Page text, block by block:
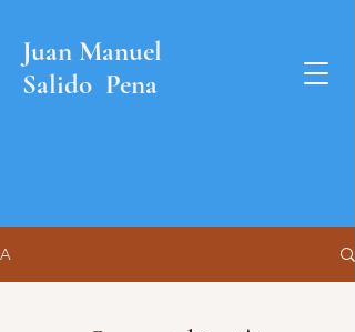
Juan Manuel
Salido Pena
A